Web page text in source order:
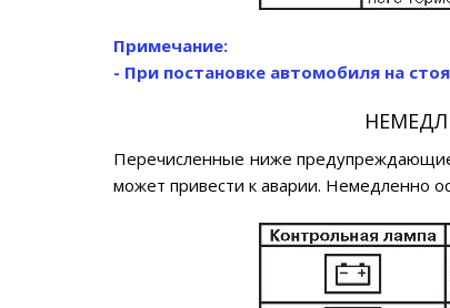
Примечание:
- При постановке автомобиля на
Перечисленные ниже
может привести к аварии. Немедленно